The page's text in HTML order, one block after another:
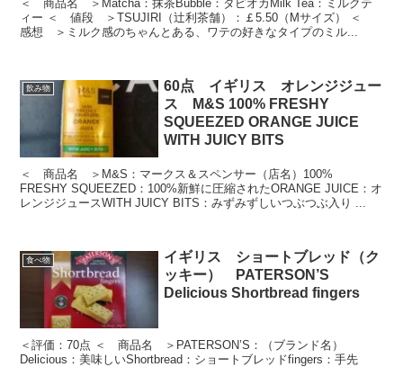
＜ 商品名 ＞Matcha：抹茶Bubble：タピオカMilk Tea：ミルクテ
ィー ＜ 値段 ＞TSUJIRI（辻利茶舗）：￡5.50（Mサイズ） ＜
感想 ＞ミルク感のちゃんとある、ワテの好きなタイプのミル...
飲み物
60点 イギリス オレンジジュー
ス M&S 100% FRESHY
SQUEEZED ORANGE JUICE
WITH JUICY BITS
＜ 商品名 ＞M&S：マークス＆スペンサー（店名）100%
FRESHY SQUEEZED：100%新鮮に圧縮されたORANGE JUICE：オ
レンジジュースWITH JUICY BITS：みずみずしいつぶつぶ入り ...
食べ物
イギリス ショートブレッド（ク
ッキー） PATERSON’S
Delicious Shortbread fingers
＜評価：70点 ＜ 商品名 ＞PATERSON’S：（ブランド名）
Delicious：美味しいShortbread：ショートブレッドfingers：手先